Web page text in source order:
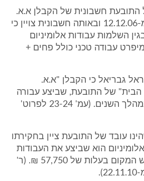
התובעת חשבונית של הקבלן א.א.
הרכבות אלומיניום מ-12.12.06 ובאותה חשבונית צויין כי
השלמות עבודות אלומיניום
מיפרט עבודה טכני כולל פחים +
גבריאל כי הקבלן "א.א.
הבית" של התובעת, שביצע עבורה
עבודות אלומיניום במהלך השנים. (עמ' 23-24 לפרוט'
עובד של התובעת ציין בחקירתו
הוא שביצע את העבודות
במקום התובע שנטש המקום בעלות של 57,750 ₪. (ר'